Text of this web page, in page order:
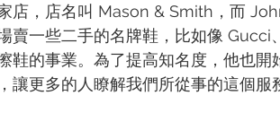
店，店名叫 Mason & Smith，而
賣一些二手的名牌鞋，比如像
鞋的事業。為了提高知名度，他也開
讓更多的人瞭解我們所從事的這個